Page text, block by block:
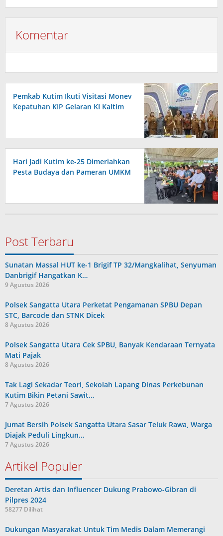
Komentar
Pemkab Kutim Ikuti Visitasi Monev
Kepatuhan KIP Gelaran KI Kaltim
Hari Jadi Kutim ke-25 Dimeriahkan
Pesta Budaya dan Pameran UMKM
Post Terbaru
Sunatan Massal HUT ke-1 Brigif TP 32/Mangkalihat, Senyuman
Danbrigif Hangatkan K…
9 Agustus 2026
Polsek Sangatta Utara Perketat Pengamanan SPBU Depan
STC, Barcode dan STNK Dicek
8 Agustus 2026
Polsek Sangatta Utara Cek SPBU, Banyak Kendaraan Ternyata
Mati Pajak
8 Agustus 2026
Tak Lagi Sekadar Teori, Sekolah Lapang Dinas Perkebunan
Kutim Bikin Petani Sawit…
7 Agustus 2026
Jumat Bersih Polsek Sangatta Utara Sasar Teluk Rawa, Warga
Diajak Peduli Lingkun…
7 Agustus 2026
Artikel Populer
Deretan Artis dan Influencer Dukung Prabowo-Gibran di
Pilpres 2024
58277 Dilihat
Dukungan Masyarakat Untuk Tim Medis Dalam Memerangi